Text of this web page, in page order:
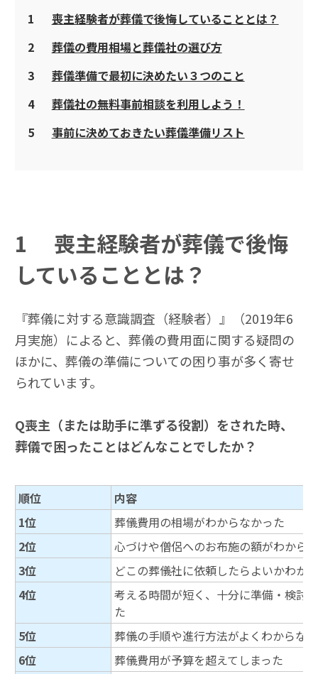
1
喪主経験者が葬儀で後悔していることとは？
2
葬儀の費用相場と葬儀社の選び方
3
葬儀準備で最初に決めたい３つのこと
4
葬儀社の無料事前相談を利用しよう！
5
事前に決めておきたい葬儀準備リスト
1
喪主経験者が葬儀で後悔
していることとは？
『葬儀に対する意識調査（経験者）』（2019年6
月実施）によると、葬儀の費用面に関する疑問の
ほかに、葬儀の準備についての困り事が多く寄せ
られています。
Q喪主（または助手に準ずる役割）をされた時、
葬儀で困ったことはどんなことでしたか？
順位
内容
1位
葬儀費用の相場がわからなかった
2位
心づけや僧侶へのお布施の額がわから
3位
どこの葬儀社に依頼したらよいかわか
4位
考える時間が短く、十分に準備・検討
た
5位
葬儀の手順や進行方法がよくわからな
6位
葬儀費用が予算を超えてしまった